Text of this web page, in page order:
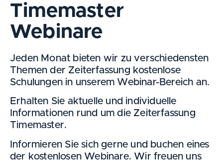
Timemaster
Webinare
Jeden Monat bieten wir zu verschiedensten
Themen der Zeiterfassung kostenlose
Schulungen in unserem Webinar-Bereich an.
Erhalten Sie aktuelle und individuelle
Informationen rund um die Zeiterfassung
Timemaster.
Informieren Sie sich gerne und buchen eines
der kostenlosen Webinare. Wir freuen uns